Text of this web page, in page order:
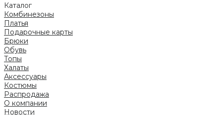
Каталог
Комбинезоны
Платья
Подарочные карты
Брюки
Обувь
Топы
Халаты
Аксессуары
Костюмы
Распродажа
О компании
Новости